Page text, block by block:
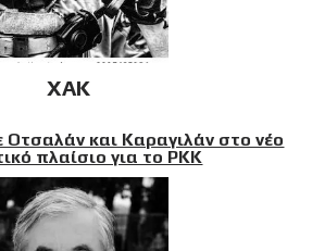
XAK
Οτσαλάν και Καραγιλάν στο νέο
πλαίσιο για το PKK